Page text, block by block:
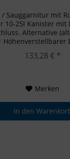
/ Sauggarnitur mit
10-25l Kanister mit
Alternative
Höhenverstellbarer
im
133,28 € *
Merken
In den